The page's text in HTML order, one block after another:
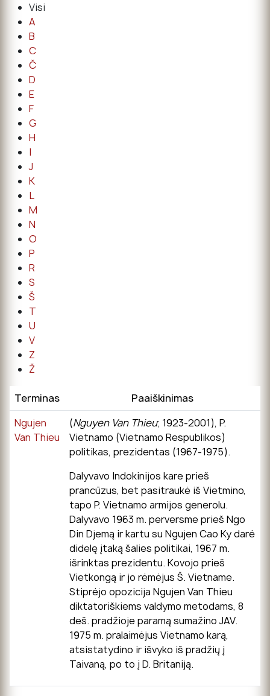
Visi
A
B
C
Č
D
E
F
G
H
I
J
K
L
M
N
O
P
R
S
Š
T
U
V
Z
Ž
Terminas
Paaiškinimas
Ngujen
Van Thieu
(Nguyen Van Thieu; 1923-2001), P.
Vietnamo (Vietnamo Respublikos)
politikas, prezidentas (1967-1975).
Dalyvavo Indokinijos kare prieš
prancūzus, bet pasitraukė iš Vietmino,
tapo P. Vietnamo armijos generolu.
Dalyvavo 1963 m. perversme prieš Ngo
Din Djemą ir kartu su Ngujen Cao Ky darė
didelę įtaką šalies politikai, 1967 m.
išrinktas prezidentu. Kovojo prieš
Vietkongą ir jo rėmėjus Š. Vietname.
Stiprėjo opozicija Ngujen Van Thieu
diktatoriškiems valdymo metodams, 8
deš. pradžioje paramą sumažino JAV.
1975 m. pralaimėjus Vietnamo karą,
atsistatydino ir išvyko iš pradžių į
Taivaną, po to į D. Britaniją.